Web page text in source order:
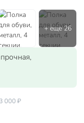
000 ₽